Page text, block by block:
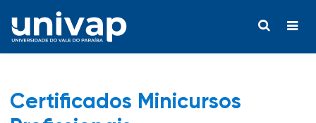
Certificados Minicursos